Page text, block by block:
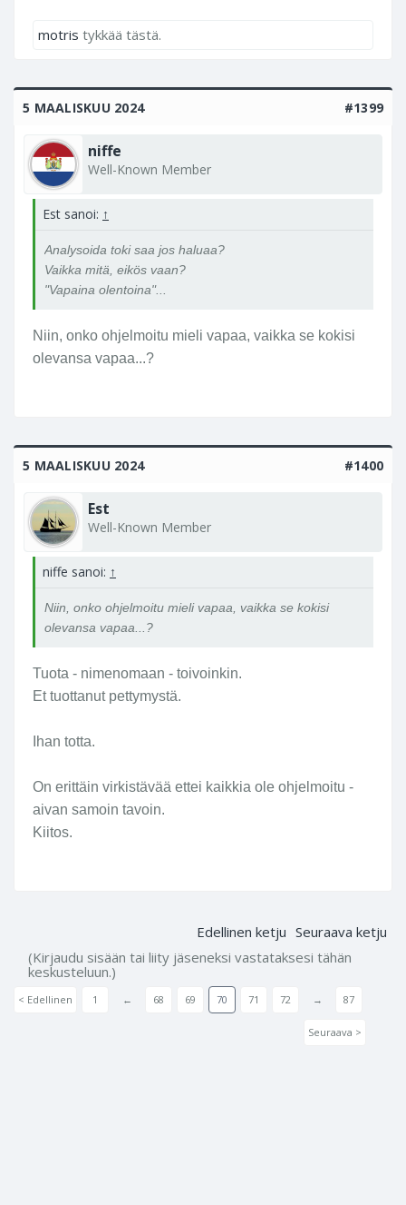
motris tykkää tästä.
5 MAALISKUU 2024 #1399
niffe
Well-Known Member
Est sanoi: ↑
Analysoida toki saa jos haluaa?
Vaikka mitä, eikös vaan?
"Vapaina olentoina"...
Niin, onko ohjelmoitu mieli vapaa, vaikka se kokisi
olevansa vapaa...?
5 MAALISKUU 2024 #1400
Est
Well-Known Member
niffe sanoi: ↑
Niin, onko ohjelmoitu mieli vapaa, vaikka se kokisi
olevansa vapaa...?
Tuota - nimenomaan - toivoinkin.
Et tuottanut pettymystä.
Ihan totta.
On erittäin virkistävää ettei kaikkia ole ohjelmoitu -
aivan samoin tavoin.
Kiitos.
Edellinen ketju Seuraava ketju
(Kirjaudu sisään tai liity jäseneksi vastataksesi tähän
keskusteluun.)
< Edellinen 1 ← 68 69 70 71 72 → 87
Seuraava >